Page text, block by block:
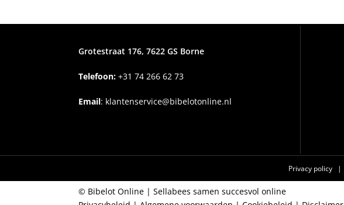
Grotestraat 176, 7622 GS Borne
Telefoon: +3174 266 62 73
Email: klantenservice@bibelotonline.nl
Privacy policy |
© Bibelot Online |Sellabees samen succesvol online